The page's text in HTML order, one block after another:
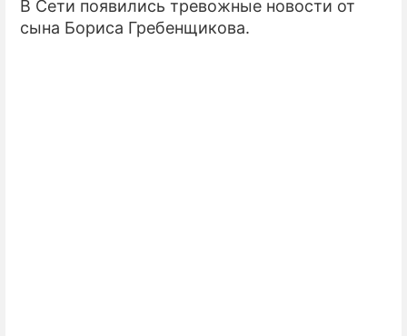
В Сети появились тревожные новости от
сына Бориса Гребенщикова.